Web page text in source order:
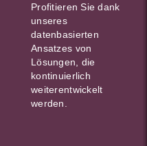
Profitieren Sie dank
unseres
datenbasierten
Ansatzes von
Lösungen, die
kontinuierlich
weiterentwickelt
werden.